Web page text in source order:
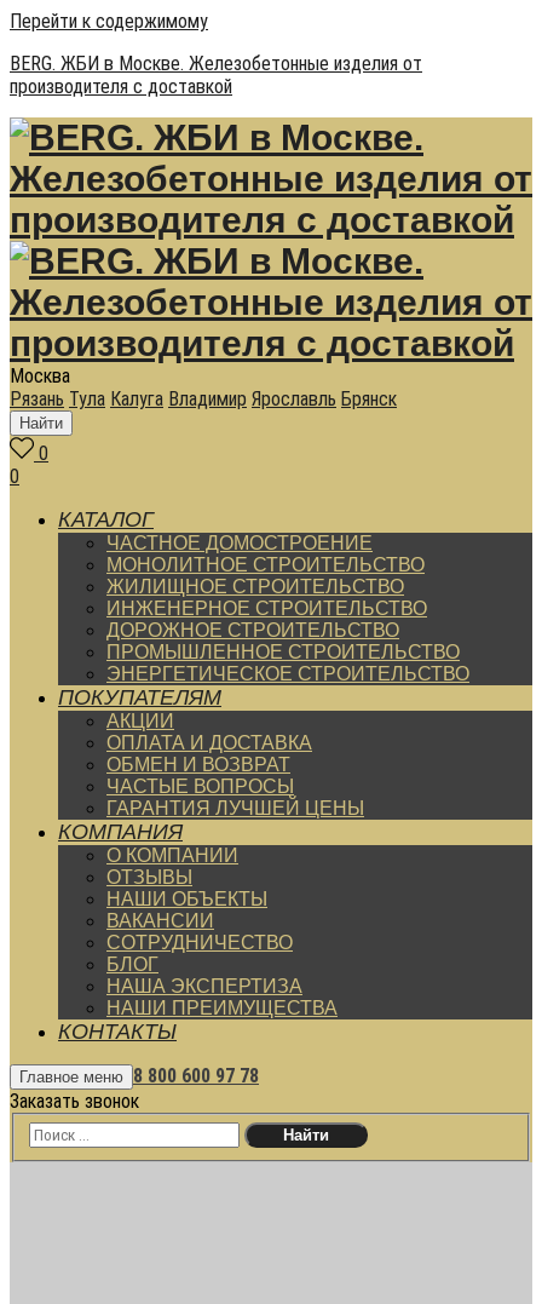
Перейти к содержимому
BERG. ЖБИ в Москве. Железобетонные изделия от
производителя с доставкой
Москва
Рязань Тула Калуга Владимир Ярославль Брянск
Найти
0
0
КАТАЛОГ
ЧАСТНОЕ ДОМОСТРОЕНИЕ
МОНОЛИТНОЕ СТРОИТЕЛЬСТВО
ЖИЛИЩНОЕ СТРОИТЕЛЬСТВО
ИНЖЕНЕРНОЕ СТРОИТЕЛЬСТВО
ДОРОЖНОЕ СТРОИТЕЛЬСТВО
ПРОМЫШЛЕННОЕ СТРОИТЕЛЬСТВО
ЭНЕРГЕТИЧЕСКОЕ СТРОИТЕЛЬСТВО
ПОКУПАТЕЛЯМ
АКЦИИ
ОПЛАТА И ДОСТАВКА
ОБМЕН И ВОЗВРАТ
ЧАСТЫЕ ВОПРОСЫ
ГАРАНТИЯ ЛУЧШЕЙ ЦЕНЫ
КОМПАНИЯ
О КОМПАНИИ
ОТЗЫВЫ
НАШИ ОБЪЕКТЫ
ВАКАНСИИ
СОТРУДНИЧЕСТВО
БЛОГ
НАША ЭКСПЕРТИЗА
НАШИ ПРЕИМУЩЕСТВА
КОНТАКТЫ
Главное меню 8 800 600 97 78
Заказать звонок